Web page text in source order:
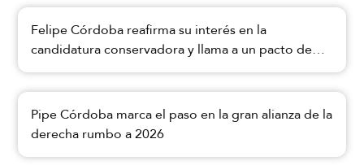
Felipe Córdoba reafirma su interés en la
candidatura conservadora y llama a un pacto de
unidad dentro del partido
Pipe Córdoba marca el paso en la gran alianza de la
derecha rumbo a 2026